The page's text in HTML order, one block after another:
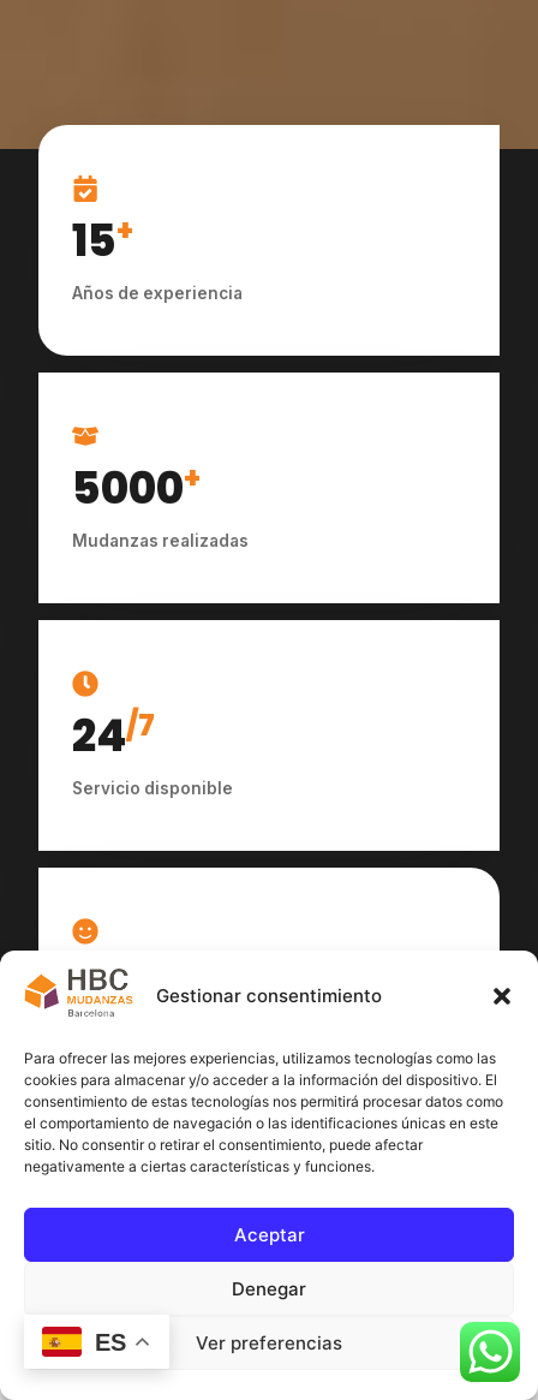
Gestionar consentimiento
Para ofrecer las mejores experiencias, utilizamos tecnologías como las
cookies para almacenar y/o acceder a la información del dispositivo. El
consentimiento de estas tecnologías nos permitirá procesar datos como
el comportamiento de navegación o las identificaciones únicas en este
sitio. No consentir o retirar el consentimiento, puede afectar
negativamente a ciertas características y funciones.
Aceptar
Denegar
Ver preferencias
15+
Años de experiencia
5000+
Mudanzas realizadas
24/7
Servicio disponible
100
ES